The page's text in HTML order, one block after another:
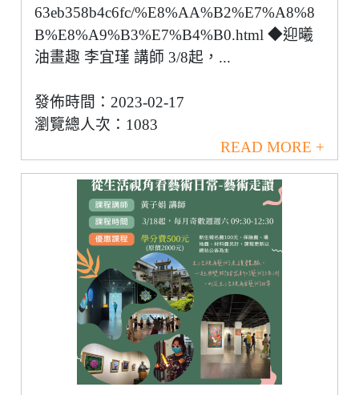
63eb358b4c6fc/%E8%AA%B2%E7%A8%8
B%E8%A9%B3%E7%B4%B0.html ◆迎曦
油畫趣 李宜瑾 講師 3/8起，...
發佈時間：2023-02-17
瀏覽總人次：1083
READ MORE +